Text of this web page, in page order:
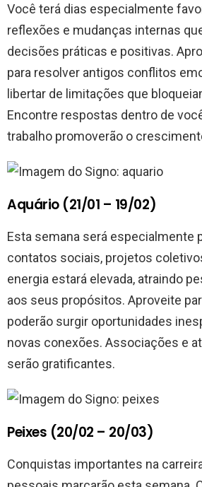
Você terá dias especialmente
reflexões e mudanças internas
decisões práticas e positivas.
para resolver antigos conflitos
libertar de limitações que
Encontre respostas dentro de
trabalho promoverão o
Aquário (21/01 – 19/02)
Esta semana será especialmente
contatos sociais, projetos
energia estará elevada, atraindo
aos seus propósitos. Aproveite
poderão surgir oportunidades
novas conexões. Associações e
serão gratificantes.
Peixes (20/02 – 20/03)
Conquistas importantes na